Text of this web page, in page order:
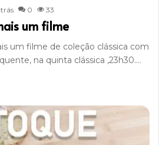
0 33
um filme
um filme de coleção clássica com
na quinta clássica ,23h30.…